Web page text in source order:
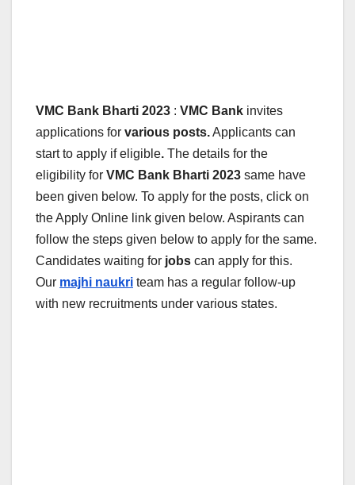
VMC Bank Bharti 2023 : VMC Bank invites
applications for various posts.Applicants can
start to apply if eligible. The details for the
eligibility for VMC Bank Bharti 2023 same have
been given below. To apply for the posts, click on
the Apply Online link given below. Aspirants can
follow the steps given below to apply for the same.
Candidates waiting for jobs can apply for this.
Our majhi naukri team has a regular follow-up
with new recruitments under various states.